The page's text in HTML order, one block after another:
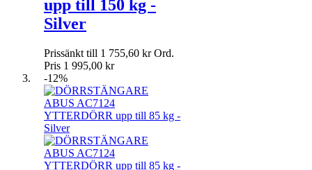
upp till 150 kg -
Silver
Prissänkt till 1 755,60 kr Ord.
Pris 1 995,00 kr
-12%